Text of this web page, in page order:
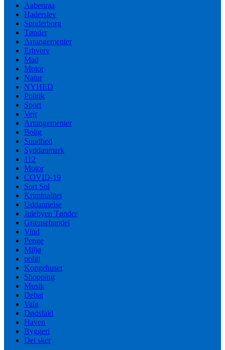
Aabenraa
Haderslev
Sønderborg
Tønder
Arrangementer
Erhverv
Mad
Motor
Natur
NYHED
Politik
Sport
Vejr
Arrangementer
Bolig
Sundhed
Syddanmark
112
Motor
COVID-19
Sort Sol
Kriminalitet
Uddannelse
Julebyen Tønder
Grænsehandel
Vind
Penge
Miljø
politi
Kongehuset
Shopping
Musik
Debat
Valg
Dødsfald
Haven
Byggeri
Det sker